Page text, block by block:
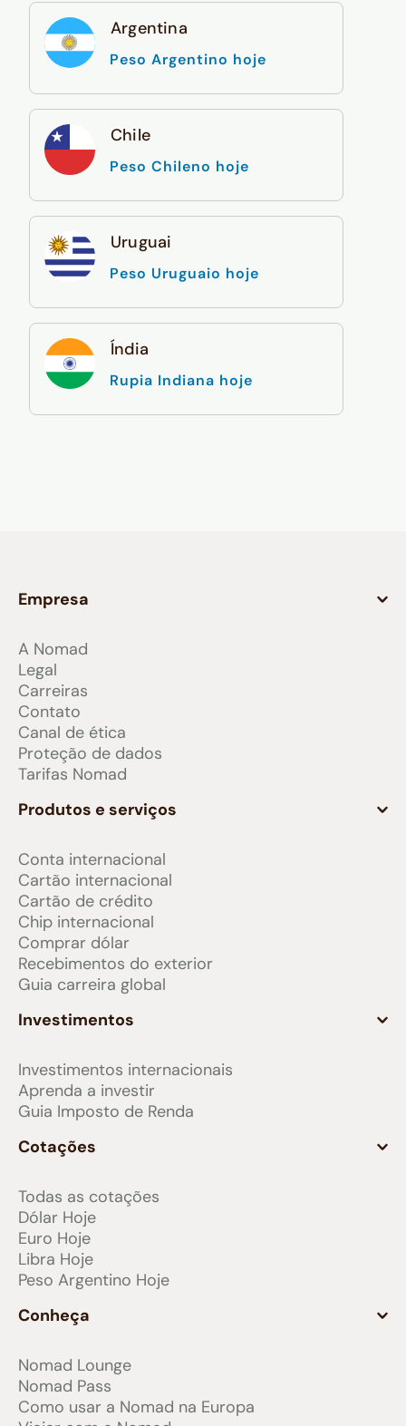
Argentina
Peso Argentino hoje
Chile
Peso Chileno hoje
Uruguai
Peso Uruguaio hoje
Índia
Rupia Indiana hoje
Empresa
A Nomad
Legal
Carreiras
Contato
Canal de ética
Proteção de dados
Tarifas Nomad
Produtos e serviços
Conta internacional
Cartão internacional
Cartão de crédito
Chip internacional
Comprar dólar
Recebimentos do exterior
Guia carreira global
Investimentos
Investimentos internacionais
Aprenda a investir
Guia Imposto de Renda
Cotações
Todas as cotações
Dólar Hoje
Euro Hoje
Libra Hoje
Peso Argentino Hoje
Conheça
Nomad Lounge
Nomad Pass
Como usar a Nomad na Europa